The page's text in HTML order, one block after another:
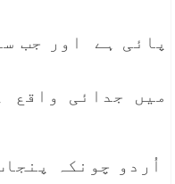
پائی ہے اور جب
میں جدائی واقع
اُردو چونکہ